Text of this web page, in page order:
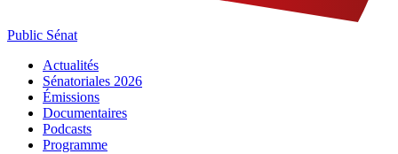
Public Sénat
Actualités
Sénatoriales 2026
Émissions
Documentaires
Podcasts
Programme